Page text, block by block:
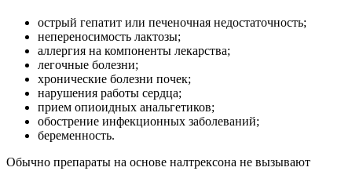
острый гепатит или печеночная недостаточность;
непереносимость лактозы;
аллергия на компоненты лекарства;
легочные болезни;
хронические болезни почек;
нарушения работы сердца;
прием опиоидных анальгетиков;
обострение инфекционных заболеваний;
беременность.
Обычно препараты на основе налтрексона не вызывают